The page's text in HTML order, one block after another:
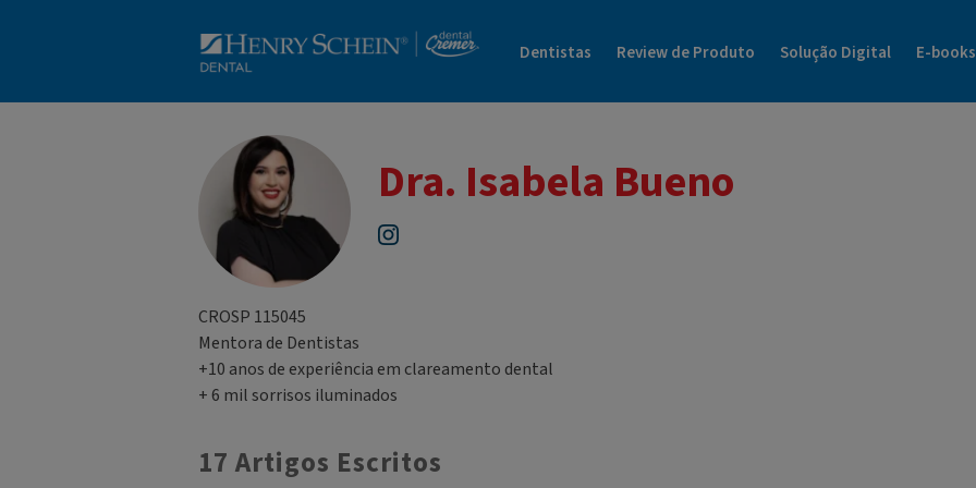
Dentistas Review de Produto Solução Digital E-books
Dra. Isabela Bueno
CROSP 115045
Mentora de Dentistas
+10 anos de experiência em clareamento dental
+ 6 mil sorrisos iluminados
17 Artigos Escritos